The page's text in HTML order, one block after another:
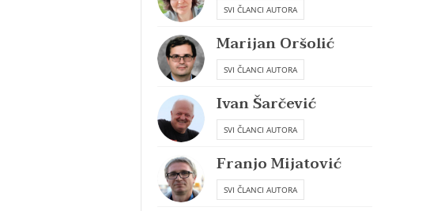
SVI ČLANCI AUTORA
Marijan Oršolić
SVI ČLANCI AUTORA
Ivan Šarčević
SVI ČLANCI AUTORA
Franjo Mijatović
SVI ČLANCI AUTORA